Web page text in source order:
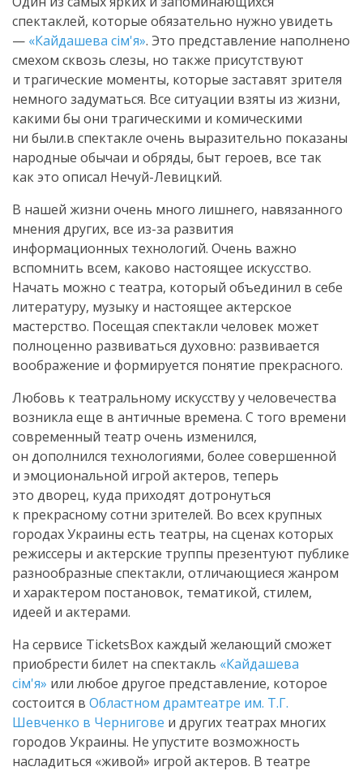
спектаклей, которые обязательно нужно увидеть
— «Кайдашева сім'я». Это представление наполнено
смехом сквозь слезы, но также присутствуют
и трагические моменты, которые заставят зрителя
немного задуматься. Все ситуации взяты из жизни,
какими бы они трагическими и комическими
ни были.в спектакле очень выразительно показаны
народные обычаи и обряды, быт героев, все так
как это описал Нечуй-Левицкий.
В нашей жизни очень много лишнего, навязанного
мнения других, все из-за развития
информационных технологий. Очень важно
вспомнить всем, каково настоящее искусство.
Начать можно с театра, который объединил в себе
литературу, музыку и настоящее актерское
мастерство. Посещая спектакли человек может
полноценно развиваться духовно: развивается
воображение и формируется понятие прекрасного.
Любовь к театральному искусству у человечества
возникла еще в античные времена. С того времени
современный театр очень изменился,
он дополнился технологиями, более совершенной
и эмоциональной игрой актеров, теперь
это дворец, куда приходят дотронуться
к прекрасному сотни зрителей. Во всех крупных
городах Украины есть театры, на сценах которых
режиссеры и актерские труппы презентуют публике
разнообразные спектакли, отличающиеся жанром
и характером постановок, тематикой, стилем,
идеей и актерами.
На сервисе TicketsBox каждый желающий сможет
приобрести билет на спектакль «Кайдашева
сім'я» или любое другое представление, которое
состоится в Областном драмтеатре им. Т.Г.
Шевченко в Чернигове и других театрах многих
городов Украины. Не упустите возможность
насладиться «живой» игрой актеров. В театре